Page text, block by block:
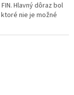
Hlavný dôraz bol
nie je možné